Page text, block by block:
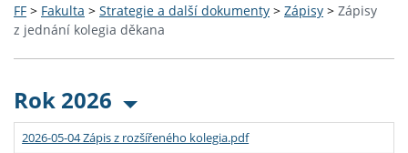
FF > Fakulta > Strategie a další dokumenty > Zápisy > Zápisy
z jednání kolegia děkana
Rok 2026
2026-05-04 Zápis z rozšířeného kolegia.pdf